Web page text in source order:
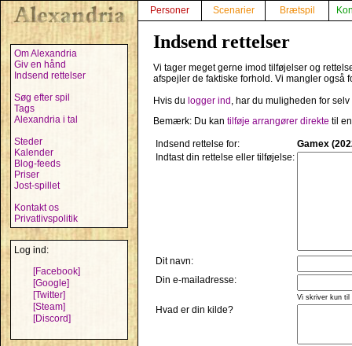
Om Alexandria
Giv en hånd
Indsend rettelser
Søg efter spil
Tags
Alexandria i tal
Steder
Kalender
Blog-feeds
Priser
Jost-spillet
Kontakt os
Privatlivspolitik
Log ind:
[Facebook]
[Google]
[Twitter]
[Steam]
[Discord]
Personer Scenarier Brætspil
Indsend rettelser
Vi tager meget gerne imod tilføjelser og
afspejler de faktiske forhold. Vi mangler også
Hvis du logger ind , har du muligheden for
Bemærk: Du kan tilføje arrangører direkte til
Indsend rettelse for:
Gamex
Indtast din rettelse eller tilføjelse:
Dit navn:
Din e-mailadresse:
Vi skriver kun til
Hvad er din kilde?